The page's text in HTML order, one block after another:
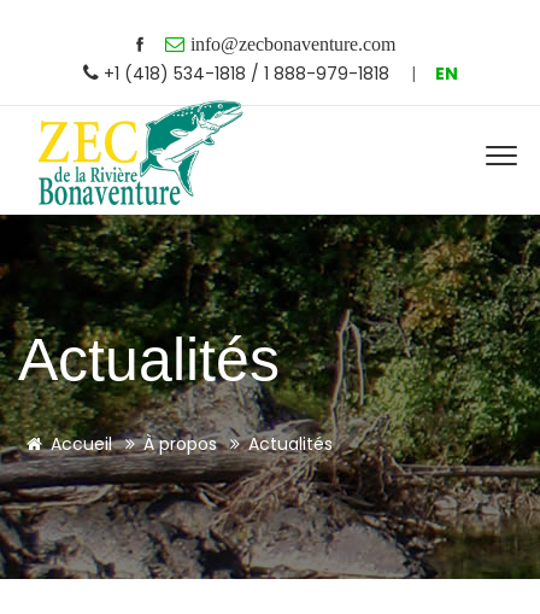
info@zecbonaventure.com
+1 (418) 534-1818 / 1 888-979-1818 | EN
Actualités
Accueil À propos Actualités